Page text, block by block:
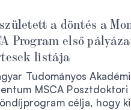
a döntés a
Program első
listája
Tudományos
MSCA Posztdoktori
célja, hogy